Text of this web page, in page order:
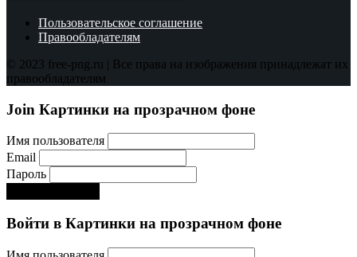
Пользовательское соглашение
Правообладателям
© 2023 free-png.ru | Все права на изображения принадлежат их
правообладателям
Join Картинки на прозрачном фоне
Имя пользователя
Email
Пароль
Войти в Картинки на прозрачном фоне